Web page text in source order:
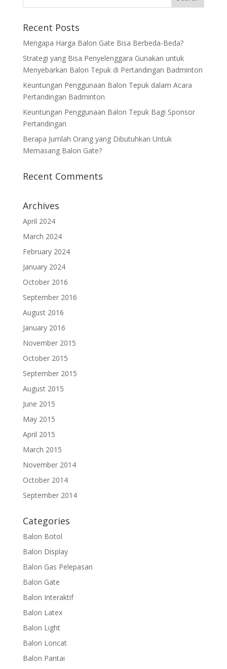
Recent Posts
Mengapa Harga Balon Gate Bisa Berbeda-Beda?
Strategi yang Bisa Penyelenggara Gunakan untuk
Menyebarkan Balon Tepuk di Pertandingan Badminton
Keuntungan Penggunaan Balon Tepuk dalam Acara
Pertandingan Badminton
Keuntungan Penggunaan Balon Tepuk Bagi Sponsor
Pertandingan
Berapa Jumlah Orang yang Dibutuhkan Untuk
Memasang Balon Gate?
Recent Comments
Archives
April 2024
March 2024
February 2024
January 2024
October 2016
September 2016
August 2016
January 2016
November 2015
October 2015
September 2015
August 2015
June 2015
May 2015
April 2015
March 2015
November 2014
October 2014
September 2014
Categories
Balon Botol
Balon Display
Balon Gas Pelepasan
Balon Gate
Balon Interaktif
Balon Latex
Balon Light
Balon Loncat
Balon Pantai